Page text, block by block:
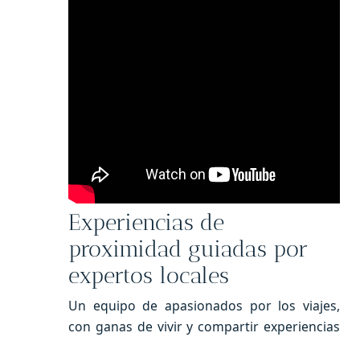
Experiencias de
proximidad guiadas por
expertos locales
Un equipo de apasionados por los viajes,
con ganas de vivir y compartir experiencias